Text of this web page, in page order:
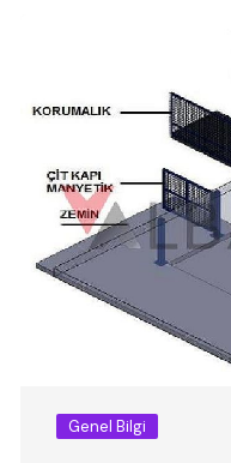
Genel Bilgi